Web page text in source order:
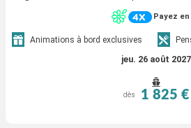
Payez en
Animations à bord exclusives
jeu. 26 août 2027
dès 1 825 €